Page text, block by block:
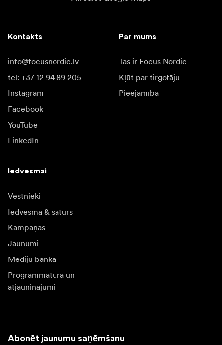
Kontakts
info@focusnordic.lv
tel: +37 12 94 89 205
Instagram
Facebook
YouTube
LinkedIn
Par mums
Tas ir Focus Nordic
Kļūt par tirgotāju
Pieejamība
Iedvesmai
Vēstnieki
Iedvesma & saturs
Kampaņas
Jaunumi
Mediju banka
Programmatūra un
atjauninājumi
Abonēt jaunumu saņēmšanu